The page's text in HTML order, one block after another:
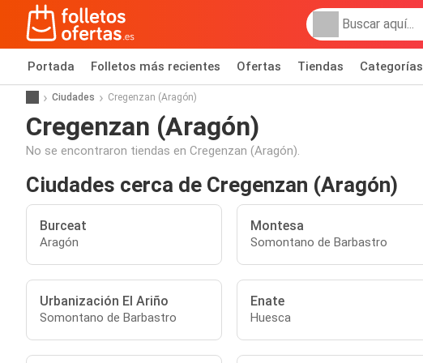
Portada Folletos más recientes Ofertas Tiendas Categorías
Ciudades Cregenzan (Aragón)
Cregenzan (Aragón)
No se encontraron tiendas en Cregenzan (Aragón).
Ciudades cerca de Cregenzan (Aragón)
Burceat
Aragón
Montesa
Somontano de Barbastro
Urbanización El Ariño
Somontano de Barbastro
Enate
Huesca